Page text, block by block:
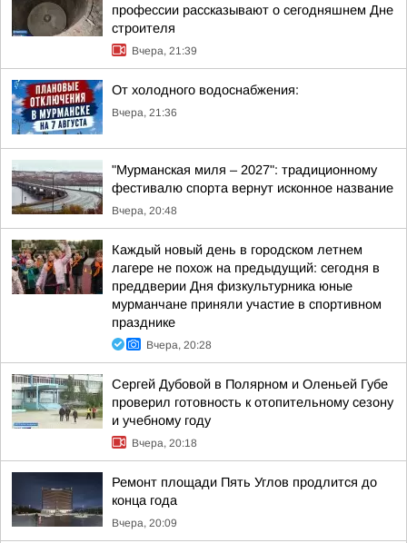
профессии рассказывают о сегодняшнем Дне
строителя
Вчера, 21:39
От холодного водоснабжения:
Вчера, 21:36
"Мурманская миля – 2027": традиционному
фестивалю спорта вернут исконное название
Вчера, 20:48
Каждый новый день в городском летнем
лагере не похож на предыдущий: сегодня в
преддверии Дня физкультурника юные
мурманчане приняли участие в спортивном
празднике
Вчера, 20:28
Сергей Дубовой в Полярном и Оленьей Губе
проверил готовность к отопительному сезону
и учебному году
Вчера, 20:18
Ремонт площади Пять Углов продлится до
конца года
Вчера, 20:09